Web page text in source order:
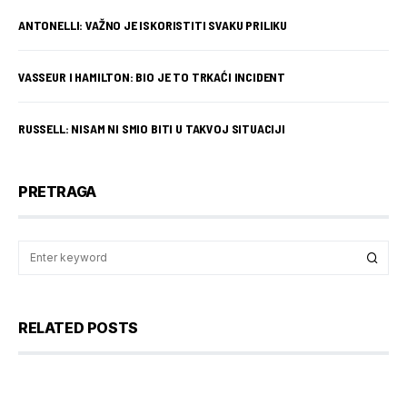
ANTONELLI: VAŽNO JE ISKORISTITI SVAKU PRILIKU
VASSEUR I HAMILTON: BIO JE TO TRKAĆI INCIDENT
RUSSELL: NISAM NI SMIO BITI U TAKVOJ SITUACIJI
PRETRAGA
RELATED POSTS